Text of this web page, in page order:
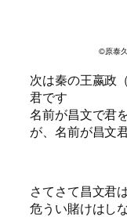
©原泰
次は秦の王嬴政
君です
名前が昌文で君
が、名前が昌文
さてさて昌文君
危うい賭けはし